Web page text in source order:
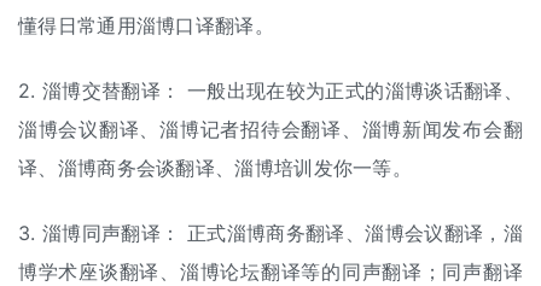
懂得日常通用淄博口译翻译。
2. 淄博交替翻译 ： 一般出现在较为正式的淄博谈话翻译、
淄博会议翻译、淄博记者招待会翻译、淄博新闻发布会翻
译、淄博商务会谈翻译、淄博培训发你一等。
3. 淄博同声翻译： 正式淄博商务翻译、淄博会议翻译，淄
博学术座谈翻译、淄博论坛翻译等的同声翻译；同声翻译